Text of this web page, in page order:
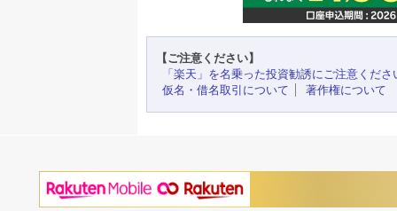
【ご注意ください】
「楽天」を名乗った投資勧誘にご注意くださ
仮名・借名取引について
著作権について